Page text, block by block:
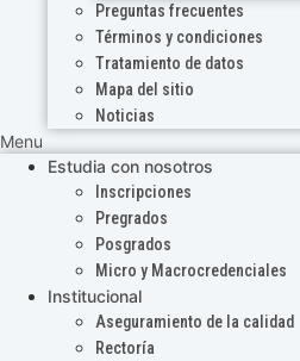
Preguntas frecuentes
Términos y condiciones
Tratamiento de datos
Mapa del sitio
Noticias
Menu
Estudia con nosotros
Inscripciones
Pregrados
Posgrados
Micro y Macrocredenciales
Institucional
Aseguramiento de la calidad
Rectoría